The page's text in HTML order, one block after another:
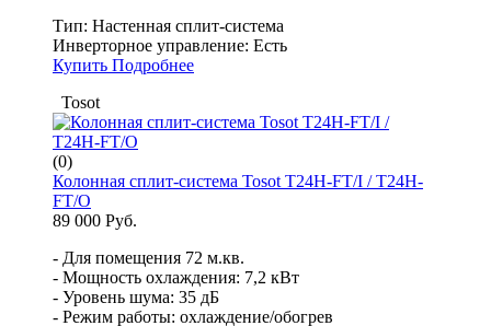
Тип: Настенная сплит-система
Инверторное управление: Есть
Купить Подробнее
Tosot
(0)
Колонная сплит-система Tosot Т24H-FT/I / Т24H-
FT/O
89 000 Руб.
- Для помещения 72 м.кв.
- Мощность охлаждения: 7,2 кВт
- Уровень шума: 35 дБ
- Режим работы: охлаждение/обогрев